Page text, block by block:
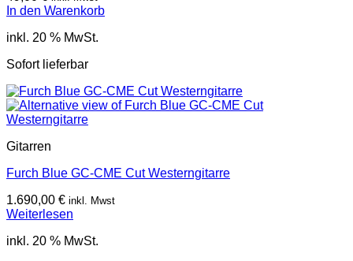
In den Warenkorb
inkl. 20 % MwSt.
Sofort lieferbar
Gitarren
Furch Blue GC-CME Cut Westerngitarre
1.690,00 € inkl. Mwst
Weiterlesen
inkl. 20 % MwSt.